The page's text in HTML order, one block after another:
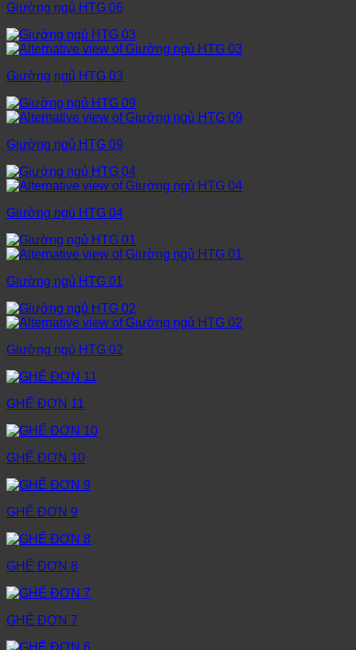
Giường ngủ HTG 06
Giường ngủ HTG 03
Giường ngủ HTG 09
Giường ngủ HTG 04
Giường ngủ HTG 01
Giường ngủ HTG 02
GHẾ ĐƠN 11
GHẾ ĐƠN 10
GHẾ ĐƠN 9
GHẾ ĐƠN 8
GHẾ ĐƠN 7